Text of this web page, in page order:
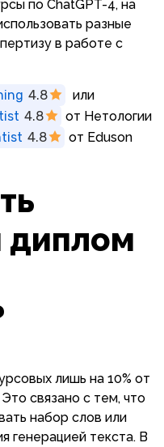
по ChatGPT-4, на
разные
в работе с
4.8
или
4.8
от Нетологии
4.8
от Eduson
диплом
лишь на 10% от
связано с тем, что
набор слов или
генерацией текста. В